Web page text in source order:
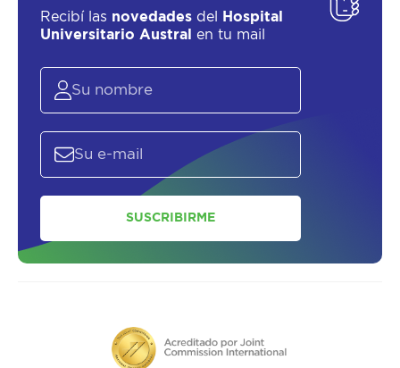
Recibí las novedades del
Hospital
Universitario Austral
en tu mail
SUSCRIBIRME